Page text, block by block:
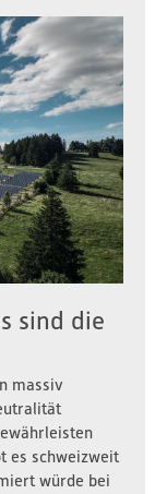
sind die
massiv
es schweizweit
würde bei